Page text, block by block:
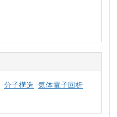
分子構造 気体電子回析